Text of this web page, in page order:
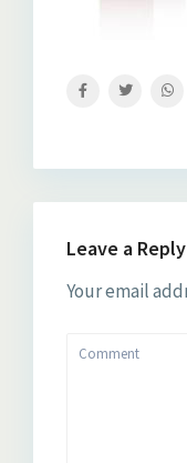
Leave a Reply
Your email